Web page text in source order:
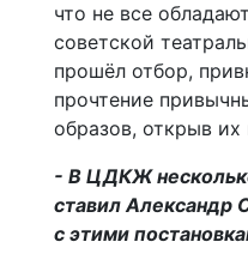
что не все
советской
прошёл отбор,
прочтение
образов, открыв их
- В ЦДКЖ
ставил Александр
с этими